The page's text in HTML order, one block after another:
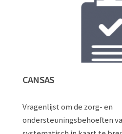
CANSAS
Vragenlijst om de zorg- en
ondersteuningsbehoeften